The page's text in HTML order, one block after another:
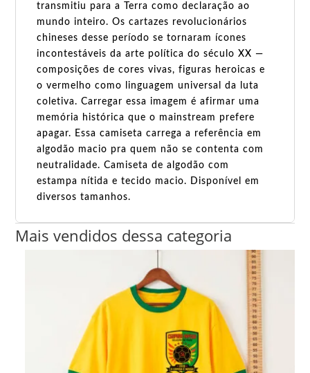
transmitiu para a Terra como declaração ao
mundo inteiro. Os cartazes revolucionários
chineses desse período se tornaram ícones
incontestáveis da arte política do século XX —
composições de cores vivas, figuras heroicas e
o vermelho como linguagem universal da luta
coletiva. Carregar essa imagem é afirmar uma
memória histórica que o mainstream prefere
apagar. Essa camiseta carrega a referência em
algodão macio pra quem não se contenta com
neutralidade. Camiseta de algodão com
estampa nítida e tecido macio. Disponível em
diversos tamanhos.
Mais vendidos dessa categoria